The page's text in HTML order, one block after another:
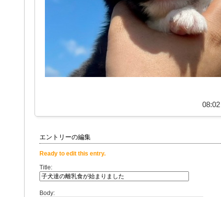
エントリーの編集
Ready to edit this entry.
Title:
Body: